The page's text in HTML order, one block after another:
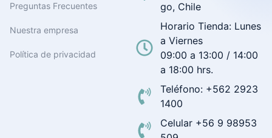
Preguntas Frecuentes
Nuestra empresa
Política de privacidad
go, Chile
Horario Tienda: Lunes
a Viernes
09:00 a 13:00 / 14:00
a 18:00 hrs.
Teléfono: +562 2923
1400
Celular +56 9 98953